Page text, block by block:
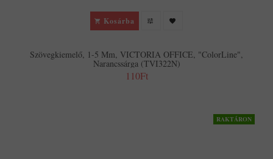
Kosárba
Szövegkiemelő, 1-5 Mm, VICTORIA OFFICE, "ColorLine",
Narancssárga (TVI322N)
110Ft
RAKTÁRON